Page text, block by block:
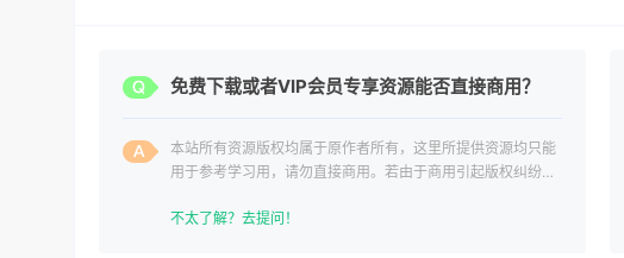
免费下载或者VIP会员专享资源能否直接商用？
本站所有资源版权均属于原作者所有，这里所提供资源均只能
用于参考学习用，请勿直接商用。若由于商用引起版权纠纷，
不太了解？去提问！